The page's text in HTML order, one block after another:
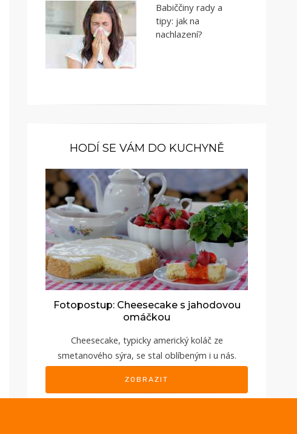
Babiččiny rady a
tipy: jak na
nachlazení?
HODÍ SE VÁM DO KUCHYNĚ
Fotopostup: Cheesecake s jahodovou
omáčkou
Cheesecake, typicky americký koláč ze
smetanového sýra, se stal oblíbeným i u nás.
ZOBRAZIT